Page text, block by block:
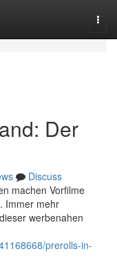
Der
Discuss
machen Vorfilme
Immer mehr
werbenahen
prerolls-in-